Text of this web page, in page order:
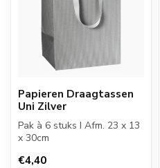
Papieren Draagtassen
Uni Zilver
Pak à 6 stuks I Afm. 23 x 13
x 30cm
€4,40